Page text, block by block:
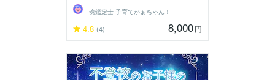
魂鑑定士 子育てかぁちゃん！
4.8 (4) 8,000円